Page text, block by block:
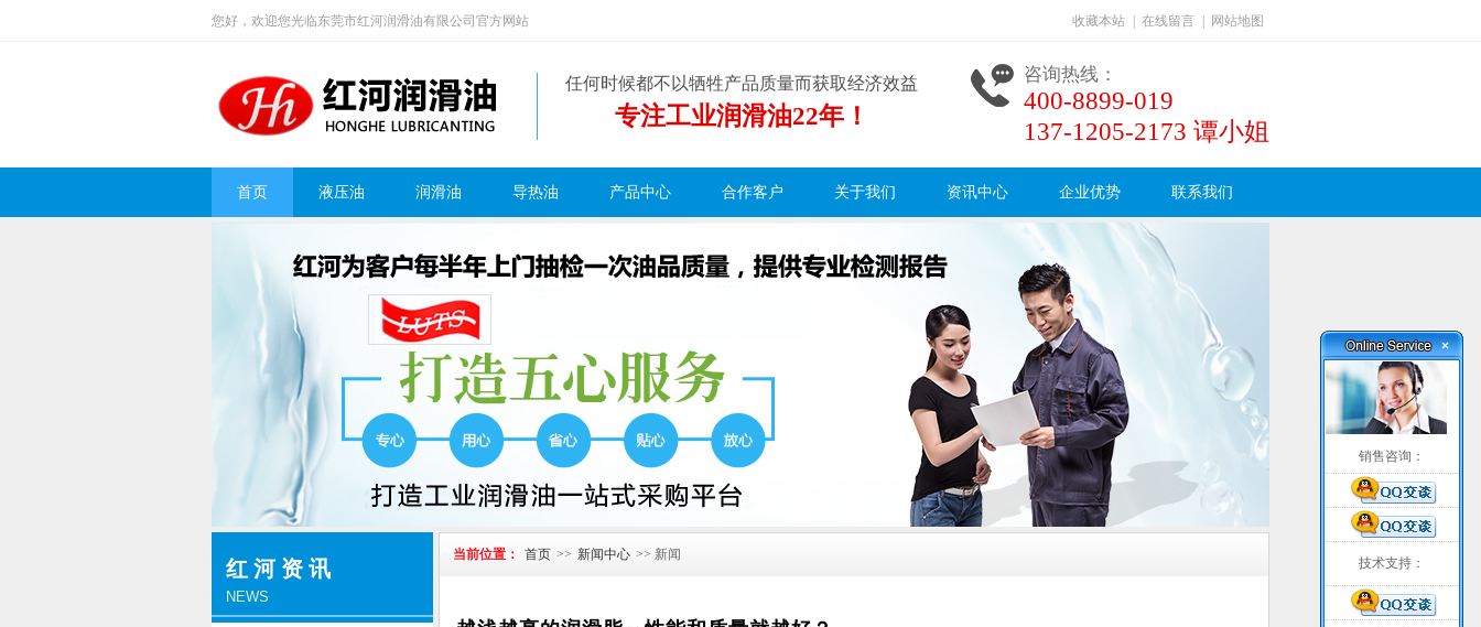
您好，欢迎您光临东莞市红河润滑油有限公司官方网站 收藏本站 在线留言 网站地图
任何时候都不以牺牲产品质量而获取经济效益
专注工业润滑油22年！
咨询热线：
400-8899-019
137-1205-2173 谭小姐
首页 液压油 润滑油 导热油 产品中心 合作客户 关于我们 资讯中心 企业优势 联系我们
红河资讯
NEWS
当前位置： 首页 >> 新闻中心 >> 新闻
×
销售咨询：
技术支持：